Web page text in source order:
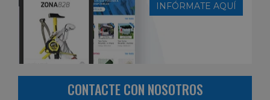
INFÓRMATE AQUÍ
CONTACTE CON NOSOTROS